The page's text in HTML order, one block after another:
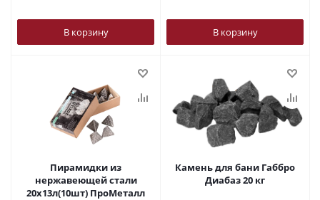
В корзину В корзину
Пирамидки из
нержавеющей стали
20х13л(10шт) ПроМеталл
Камень для бани Габбро
Диабаз 20 кг